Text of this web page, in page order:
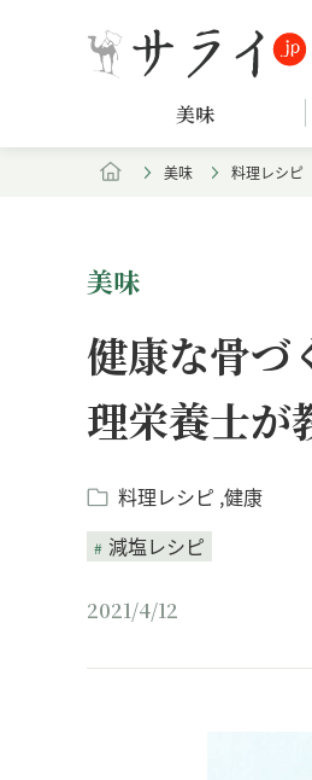
美味
美味 料理レシピ
美味
健康な骨づ
理栄養士が
料理レシピ 健康
減塩レシピ
2021/4/12